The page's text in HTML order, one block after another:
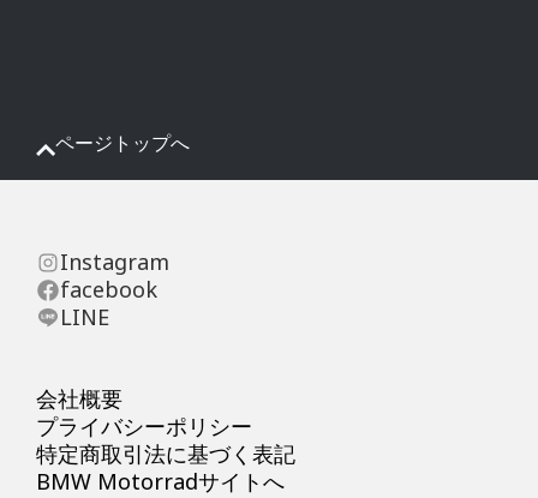
ページトップへ
会社概要
プライバシーポリシー
特定商取引法に基づく表記
BMW Motorradサイトへ
Instagram
facebook
LINE